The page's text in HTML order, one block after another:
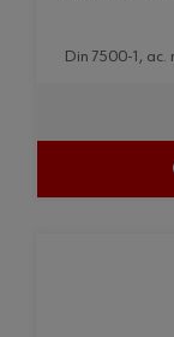
din 7500-1,